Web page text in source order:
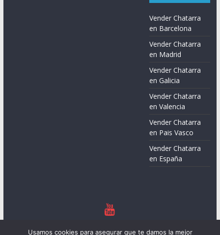
Vender Chatarra
en Barcelona
Vender Chatarra
en Madrid
Vender Chatarra
en Galicia
Vender Chatarra
en Valencia
Vender Chatarra
en Pais Vasco
Vender Chatarra
en España
Usamos cookies para asegurar que te damos la mejor